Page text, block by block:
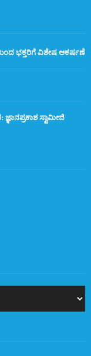
ಭಕ್ತರಿಗೆ ವಿಶೇಷ ಆಕರ್ಷಣೆ
ಸ್ವಾಮೀಜಿ